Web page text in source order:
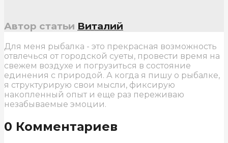
Автор статьи Виталий
Для меня рыбалка - это прекрасная возможность
отвлечься от городской суеты, провести время на
свежем воздухе и погрузиться в состояние
единения с природой. А когда я пишу о рыбалке,
я структурирую свои мысли, фиксирую
накопленный опыт и еще раз переживаю
незабываемые эмоции.
0 Комментариев